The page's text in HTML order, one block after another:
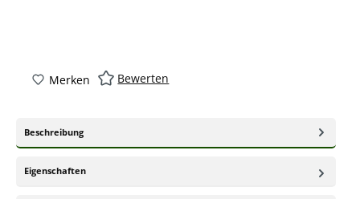
Merken Bewerten
Beschreibung
Eigenschaften